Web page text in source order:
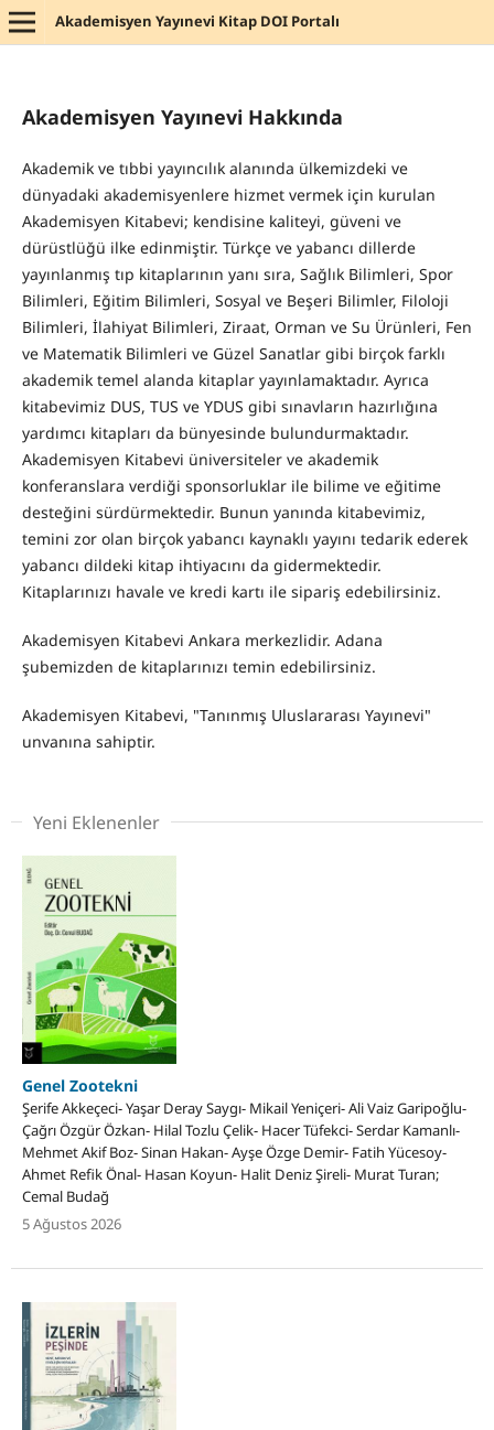
Akademisyen Yayınevi Kitap DOI Portalı
Akademisyen Yayınevi Hakkında
Akademik ve tıbbi yayıncılık alanında ülkemizdeki ve
dünyadaki akademisyenlere hizmet vermek için kurulan
Akademisyen Kitabevi; kendisine kaliteyi, güveni ve
dürüstlüğü ilke edinmiştir. Türkçe ve yabancı dillerde
yayınlanmış tıp kitaplarının yanı sıra, Sağlık Bilimleri, Spor
Bilimleri, Eğitim Bilimleri, Sosyal ve Beşeri Bilimler, Filoloji
Bilimleri, İlahiyat Bilimleri, Ziraat, Orman ve Su Ürünleri, Fen
ve Matematik Bilimleri ve Güzel Sanatlar gibi birçok farklı
akademik temel alanda kitaplar yayınlamaktadır. Ayrıca
kitabevimiz DUS, TUS ve YDUS gibi sınavların hazırlığına
yardımcı kitapları da bünyesinde bulundurmaktadır.
Akademisyen Kitabevi üniversiteler ve akademik
konferanslara verdiği sponsorluklar ile bilime ve eğitime
desteğini sürdürmektedir. Bunun yanında kitabevimiz,
temini zor olan birçok yabancı kaynaklı yayını tedarik ederek
yabancı dildeki kitap ihtiyacını da gidermektedir.
Kitaplarınızı havale ve kredi kartı ile sipariş edebilirsiniz.
Akademisyen Kitabevi Ankara merkezlidir. Adana
şubemizden de kitaplarınızı temin edebilirsiniz.
Akademisyen Kitabevi, "Tanınmış Uluslararası Yayınevi"
unvanına sahiptir.
Yeni Eklenenler
Genel Zootekni
Şerife Akkeçeci- Yaşar Deray Saygı- Mikail Yeniçeri- Ali Vaiz Garipoğlu-
Çağrı Özgür Özkan- Hilal Tozlu Çelik- Hacer Tüfekci- Serdar Kamanlı-
Mehmet Akif Boz- Sinan Hakan- Ayşe Özge Demir- Fatih Yücesoy-
Ahmet Refik Önal- Hasan Koyun- Halit Deniz Şireli- Murat Turan;
Cemal Budağ
5 Ağustos 2026